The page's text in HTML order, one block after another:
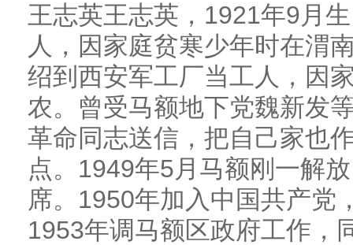
王志英王志英，1921年9月
人，因家庭贫寒少年时在渭
绍到西安军工厂当工人，因
农。曾受马额地下党魏新发
革命同志送信，把自己家也
点。1949年5月马额刚一解
席。1950年加入中国共产党
1953年调马额区政府工作，